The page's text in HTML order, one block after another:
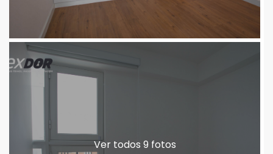
Ver todos 9 fotos